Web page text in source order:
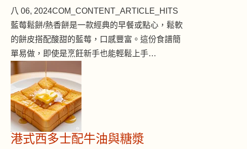
八 06, 2024COM_CONTENT_ARTICLE_HITS
藍莓鬆餅/熱香餅是一款經典的早餐或點心，鬆軟
的餅皮搭配酸甜的藍莓，口感豐富。這份食譜簡
單易做，即使是烹飪新手也能輕鬆上手…
港式西多士配牛油與糖漿